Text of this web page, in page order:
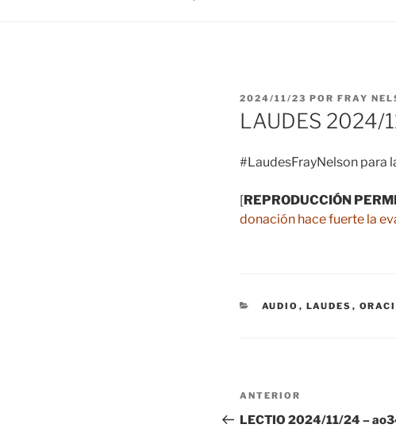
PUBLICADO
EL
2024/11/23 POR FRAY
LAUDES 2024/
#LaudesFrayNelson para
[REPRODUCCIÓN
donación hace fuerte la
CATEGORÍAS
AUDIO , LAUDES ,
Navegación
de
Entrada
anterior:
ANTERIOR
LECTIO 2024/11/24 –